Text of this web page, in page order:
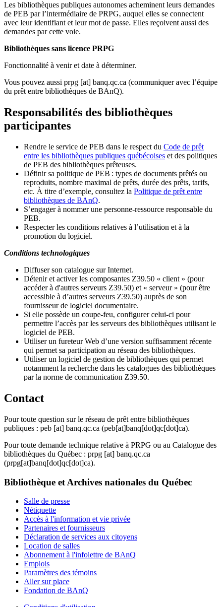
Les bibliothèques publiques autonomes acheminent leurs demandes
de PEB par l’intermédiaire de PRPG, auquel elles se connectent
avec leur identifiant et leur mot de passe. Elles reçoivent aussi des
demandes par cette voie.
Bibliothèques sans licence PRPG
Fonctionnalité à venir et date à déterminer.
Vous pouvez aussi prpg [at] banq.qc.ca (communiquer avec l’équipe
du prêt entre bibliothèques de BAnQ).
Responsabilités des bibliothèques
participantes
Rendre le service de PEB dans le respect du Code de prêt
entre les bibliothèques publiques québécoises et des politiques
de PEB des bibliothèques prêteuses.
Définir sa politique de PEB : types de documents prêtés ou
reproduits, nombre maximal de prêts, durée des prêts, tarifs,
etc. À titre d’exemple, consultez la Politique de prêt entre
bibliothèques de BAnQ.
S’engager à nommer une personne-ressource responsable du
PEB.
Respecter les conditions relatives à l’utilisation et à la
promotion du logiciel.
Conditions technologiques
Diffuser son catalogue sur Internet.
Détenir et activer les composantes Z39.50 « client » (pour
accéder à d'autres serveurs Z39.50) et « serveur » (pour être
accessible à d’autres serveurs Z39.50) auprès de son
fournisseur de logiciel documentaire.
Si elle possède un coupe-feu, configurer celui-ci pour
permettre l’accès par les serveurs des bibliothèques utilisant le
logiciel de PEB.
Utiliser un fureteur Web d’une version suffisamment récente
qui permet sa participation au réseau des bibliothèques.
Utiliser un logiciel de gestion de bibliothèques qui permet
notamment la recherche dans les catalogues des bibliothèques
par la norme de communication Z39.50.
Contact
Pour toute question sur le réseau de prêt entre bibliothèques
publiques : peb [at] banq.qc.ca (peb[at]banq[dot]qc[dot]ca).
Pour toute demande technique relative à PRPG ou au Catalogue des
bibliothèques du Québec : prpg [at] banq.qc.ca
(prpg[at]banq[dot]qc[dot]ca).
Bibliothèque et Archives nationales du Québec
Salle de presse
Nétiquette
Accès à l'information et vie privée
Partenaires et fournisseurs
Déclaration de services aux citoyens
Location de salles
Abonnement à l'infolettre de BAnQ
Emplois
Paramètres des témoins
Aller sur place
Fondation de BAnQ